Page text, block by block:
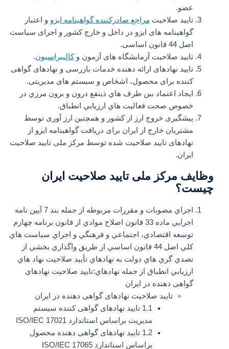
عضو.
تایید صلاحیتمراجع صادرکننده گواهینامه ایزو و اعتبار
گواهینامه های ایزو در داخل و خارج کشور و اجرای سیاست
اصل 44 قانون اساسی.
تایید صلاحیت آزمایشگاه های آزمون وکالیبراسیون.
تایید نهادهای ارائه دهنده خدمات بازرسی و نهادهای گواهی
کننده برای محصول، اشخاص و سیستم های مدیریتی.
ایجاد اعتماد بین طرف هاي ذينفع درون و برون مرزي در
خصوص صحت فعاليت هاي ارزيابي انطباق.
پیشگیری خروج ارز از کشور و همچنین ارز آوری توسط
مشتریان خارج از ایران برای دریافت گواهینامه ایزو از
نهادهای تایید صلاحیت شده توسط مرکز ملی تایید صلاحیت
ایران.
وظایف مرکز ملی تایید صلاحیت ایران
چیست؟
اجراي مصوبات و مقررات مربوطه از جمله بند 7 آيين نامه
اجرايي ماده 33 قانون اصلاح موادي از قانون برنامه چهارم
توسعه اقتصادي، اجتماعي و فرهنگي و اجراي سياست هاي
کلي اصل 44 قانون اساسي از طريق واگذاري بخشي از
تصدي گري هاي دولت به نهادهاي تأييد صلاحيت نهاد هاي
ارزيابي انطباق از جمله نهادهاي:تایید صلاحیت نهادهای
گواهی دهنده در ایران
تایید صلاحیت نهادهای گواهی دهنده در ایران
1.1 تایید نهادهای گواهی کننده سیستم
مدیریت براساس استاندارد ISO/IEC 17021
1.2 تایید نهادهای گواهی دهنده محصول
براساس استاندارد ISO/IEC 17065